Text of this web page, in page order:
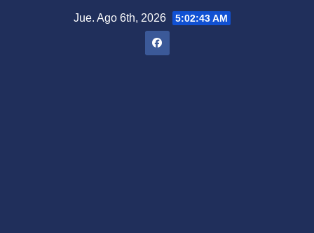
Jue. Ago 6th, 2026 5:02:44 AM